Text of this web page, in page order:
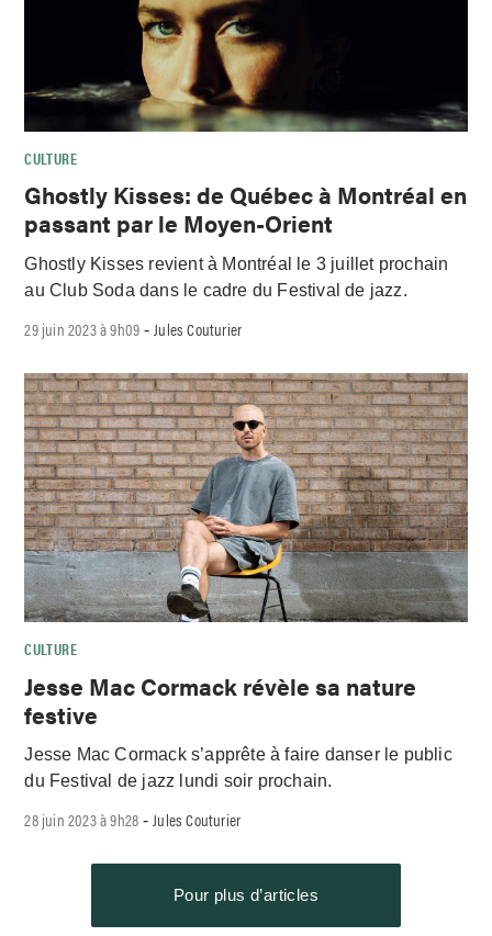
CULTURE
Ghostly Kisses: de Québec à Montréal en
passant par le Moyen-Orient
Ghostly Kisses revient à Montréal le 3 juillet prochain
au Club Soda dans le cadre du Festival de jazz.
29 juin 2023 à 9h09 - Jules Couturier
CULTURE
Jesse Mac Cormack révèle sa nature
festive
Jesse Mac Cormack s’apprête à faire danser le public
du Festival de jazz lundi soir prochain.
28 juin 2023 à 9h28 - Jules Couturier
Pour plus d’articles